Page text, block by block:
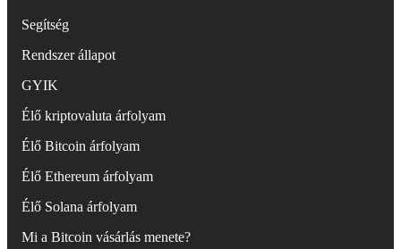
Segítség
Rendszer állapot
GYIK
Élő kriptovaluta árfolyam
Élő Bitcoin árfolyam
Élő Ethereum árfolyam
Élő Solana árfolyam
Mi a Bitcoin vásárlás menete?